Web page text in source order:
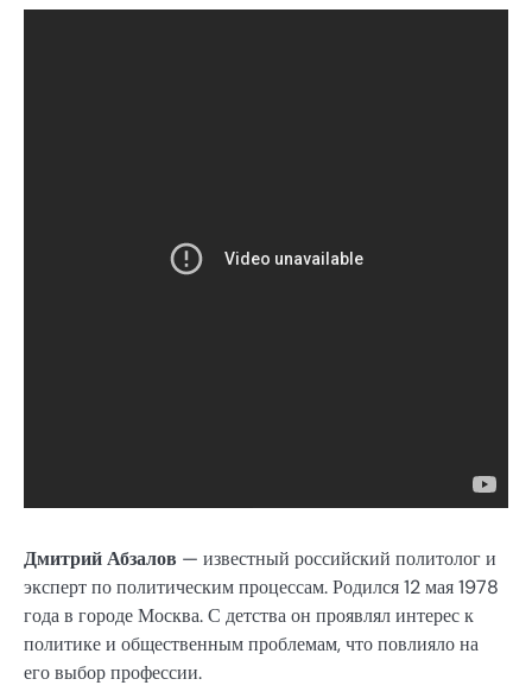
Дмитрий Абзалов — известный российский политолог и
эксперт по политическим процессам. Родился 12 мая 1978
года в городе Москва. С детства он проявлял интерес к
политике и общественным проблемам, что повлияло на
его выбор профессии.